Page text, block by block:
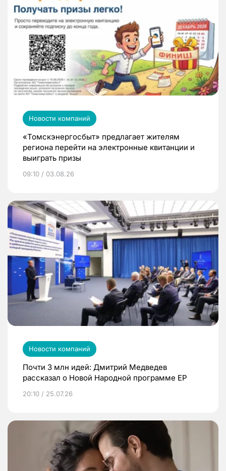
Новости компаний
«Томскэнергосбыт» предлагает жителям
региона перейти на электронные квитанции и
выиграть призы
09:10 / 03.08.26
Новости компаний
Почти 3 млн идей: Дмитрий Медведев
рассказал о Новой Народной программе ЕР
20:10 / 25.07.26